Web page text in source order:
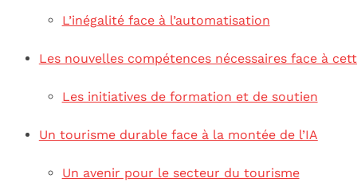
L’inégalité face à l’automatisation
Les nouvelles compétences nécessaires face à
Les initiatives de formation et de soutien
Un tourisme durable face à la montée de l’IA
Un avenir pour le secteur du tourisme